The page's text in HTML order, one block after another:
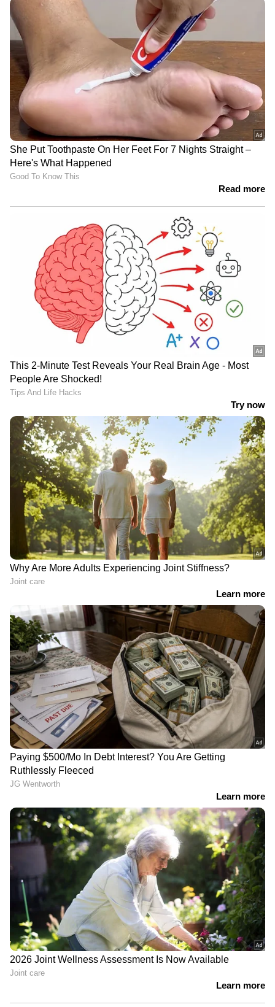
2018-ല്‍ അരങ്ങേറ്റം കുറിച്ചതിന് ശേഷം
ബംഗ്ലാദേശിനായി 14 ടെസ്റ്റുകള്‍ കളിച്ചിട്ടുള്ള
താരമാണ് നയീം ഹസന്‍. ഈ മാസം അവസാനം
സിംബാബ്വെക്കെതിരെ നടക്കാനിരിക്കുന്ന ഏക
ടെസ്റ്റിനുള്ള 15 അംഗ ബംഗ്ലാദേശ് ടീമിലും നയീം
ഇടംപിടിച്ചിട്ടുണ്ട്.